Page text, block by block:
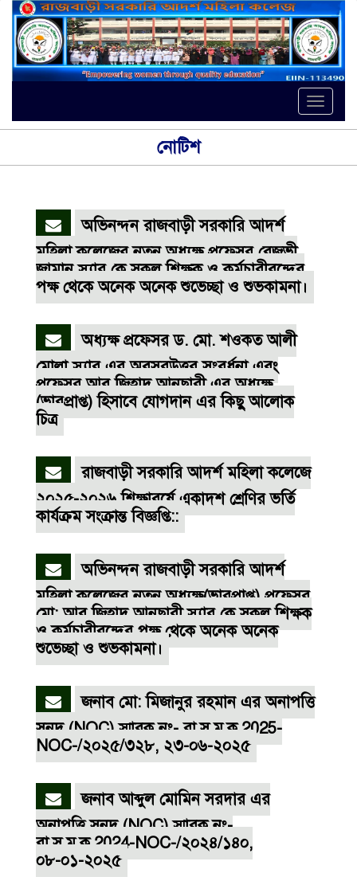
Toggle
নোটিশ
অভিনন্দন রাজবাড়ী সরকারি আদর্শ
মহিলা কলেজের নতুন অধ্যক্ষ প্রফেসর রেজভী
জামান স্যার কে সকল শিক্ষক ও কর্মচারীবৃন্দের
পক্ষ থেকে অনেক অনেক শুভেচ্ছা ও শুভকামনা।
অধ্যক্ষ প্রফেসর ড. মো. শওকত আলী
মোল্লা স্যার এর অবসরউত্তর সংবর্ধনা এবং
প্রফেসর আবু জিহাদ আনছারী এর অধ্যক্ষ
(ভারপ্রাপ্ত) হিসাবে যোগদান এর কিছু আলোক
চিত্র
রাজবাড়ী সরকারি আদর্শ মহিলা কলেজে
২০২৫-২০২৬ শিক্ষাবর্ষে একাদশ শ্রেণির ভর্তি
কার্যক্রম সংক্রান্ত বিজ্ঞপ্তি::
অভিনন্দন রাজবাড়ী সরকারি আদর্শ
মহিলা কলেজের নতুন অধ্যক্ষ(ভারপ্রাপ্ত) প্রফেসর
মো: আবু জিহাদ আনছারী স্যার কে সকল শিক্ষক
ও কর্মচারীবৃন্দের পক্ষ থেকে অনেক অনেক
শুভেচ্ছা ও শুভকামনা।
জনাব মো: মিজানুর রহমান এর অনাপত্তি
সনদ (NOC) স্মারক নং- রা.স.ম.ক.2025-
NOC-/২০২৫/৩২৮, ২৩-০৬-২০২৫
জনাব আব্দুল মোমিন সরদার এর
অনাপত্তি সনদ (NOC) স্মারক নং-
রা.স.ম.ক.2024-NOC-/২০২৪/১৪০,
০৮-০১-২০২৫